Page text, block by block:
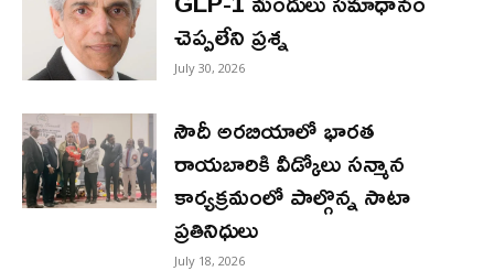
చెప్పలేని ప్రశ్న
July 30, 2026
సౌదీ అరబియాలో భారత
రాయబారికి వీడ్కోలు సన్మాన
కార్యక్రమంలో పాల్గొన్న సాటా
ప్రతినిధులు
July 18, 2026